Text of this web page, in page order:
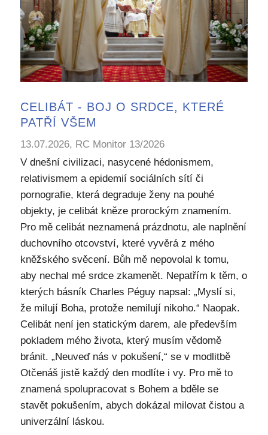
CELIBÁT - BOJ O SRDCE, KTERÉ
PATŘÍ VŠEM
13.07.2026, RC Monitor 13/2026
V dnešní civilizaci, nasycené hédonismem,
relativismem a epidemií sociálních sítí či
pornografie, která degraduje ženy na pouhé
objekty, je celibát kněze prorockým znamením.
Pro mě celibát neznamená prázdnotu, ale naplnění
duchovního otcovství, které vyvěrá z mého
kněžského svěcení. Bůh mě nepovolal k tomu,
aby nechal mé srdce zkamenět. Nepatřím k těm, o
kterých básník Charles Péguy napsal: „Myslí si,
že milují Boha, protože nemilují nikoho.“ Naopak.
Celibát není jen statickým darem, ale především
pokladem mého života, který musím vědomě
bránit. „Neuveď nás v pokušení,“ se v modlitbě
Otčenáš jistě každý den modlíte i vy. Pro mě to
znamená spolupracovat s Bohem a bděle se
stavět pokušením, abych dokázal milovat čistou a
univerzální láskou.